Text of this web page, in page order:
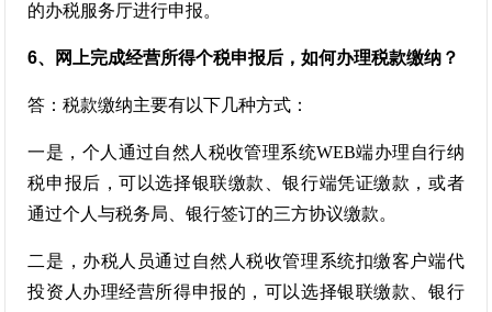
的办税服务厅进行申报。
6、网上完成经营所得个税申报后，如何办理税款缴纳？
答：税款缴纳主要有以下几种方式：
一是，个人通过自然人税收管理系统WEB端办理自行纳
税申报后，可以选择银联缴款、银行端凭证缴款，或者
通过个人与税务局、银行签订的三方协议缴款。
二是，办税人员通过自然人税收管理系统扣缴客户端代
投资人办理经营所得申报的，可以选择银联缴款、银行